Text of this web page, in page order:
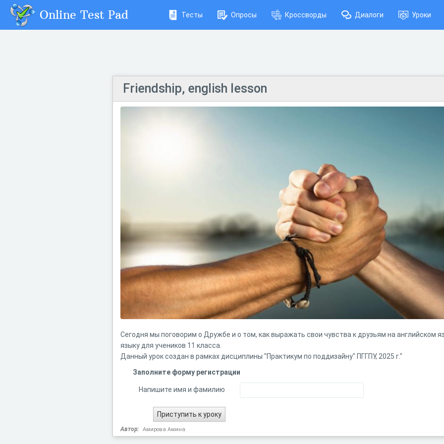
Online Test Pad Тесты Опросы Кроссворды Диалоги Уроки
Friendship, english lesson
Сегодня мы поговорим о Дружбе и о том, как выражать свои чувства к друзьям на английском
языку для учеников 11 класса.
Данный урок создан в рамках дисциплины "Практикум по поддизайну" ПГГПУ, 2025 г."
Заполните форму регистрации
Напишите имя и фамилию
Автор: Амирова Амина